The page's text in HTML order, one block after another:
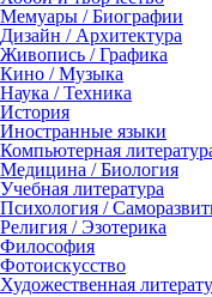
Мемуары / Биографии
Дизайн / Архитектура
Живопись / Графика
Кино / Музыка
Наука / Техника
История
Иностранные языки
Компьютерная
Медицина / Биология
Учебная литература
Психология /
Религия / Эзотерика
Философия
Фотоискусство
Художественная